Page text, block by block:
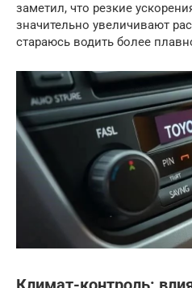
заметил, что резкие
значительно увеличивают
стараюсь водить более